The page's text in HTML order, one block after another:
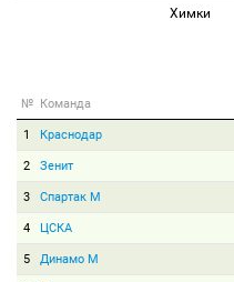
Химки
№ Команда
1 Краснодар
2 Зенит
3 Спартак М
4 ЦСКА
5 Динамо М